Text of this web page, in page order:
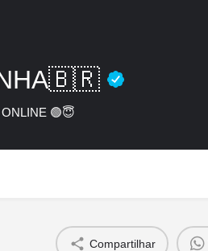
🟢😇
Compartilhar